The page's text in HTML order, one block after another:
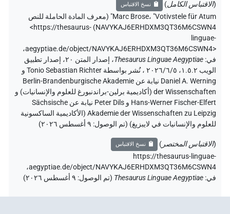
(الاقتباس الكامل) نسخ الاقتباس
Marc Brose، "Votivstele für Atum" (
معرف المادة الحاملة للنص
NAVYKAJ6ERHDXM3QT36M6CSWN4
)
<https://thesaurus-
linguae-
aegyptiae.de/object/NAVYKAJ6ERHDXM3QT36M6CSWN4>،
في:
Thesaurus Linguae Aegyptiae،
إصدار المتن ٢٠، إصدار تطبيق
الويب ۱.٥.٢، ٢٠٢٦/٦/٥ ، نُشر بواسطة Tonio Sebastian Richter و
Daniel A. Werning نيابة عن Berlin-Brandenburgische Akademie
der Wissenschaften (أكاديمية برلين-براندنبورغ للعلوم والإنسانيات) و
Hans-Werner Fischer-Elfert و Peter Dils نيابة عن Sächsische
Akademie der Wissenschaften zu Leipzig (الأكاديمية الساكسونية
للعلوم والإنسانيات في لايبزيغ) (تم الوصول: ٩ أغسطس ٢٠٢٦ )
(الاقتباس المختصر ) نسخ الاقتباس
https://thesaurus-linguae-
aegyptiae.de/object/NAVYKAJ6ERHDXM3QT36M6CSWN4،
في:
Thesaurus Linguae Aegyptiae
(تم الوصول: ٩ أغسطس ٢٠٢٦ )